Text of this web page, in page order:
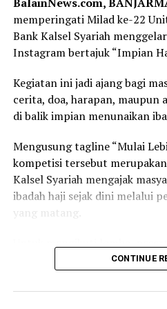
Provinsi Kalimantan Selatan,
Tengah, serta jajaran TNI,
Dalam sambutannya,
memperkuat persaudaraan
prestasi sepak bola Banua.
baik, lancar, serta mendapat
dari Allah SWT. Atas nama
Kalimantan Selatan, saya
kepada Pangdam XXII/
panitia atas terselenggaranya
XXII/Tambun Bungai,”
sekadar pertandingan, tetapi
memperingati Milad ke-22
Bank Kalsel Syariah
Instagram bertajuk “Impian
Kegiatan ini jadi ajang bagi
cerita, doa, harapan, maupun
di balik impian menunaikan
Mengusung tagline “Mulai
kompetisi tersebut
Kalsel Syariah mengajak
ibadah haji sejak dini melalui
yang matang.
Reels berdurasi maksimal dua
akun Instagram pribadi yang
CONTINUE